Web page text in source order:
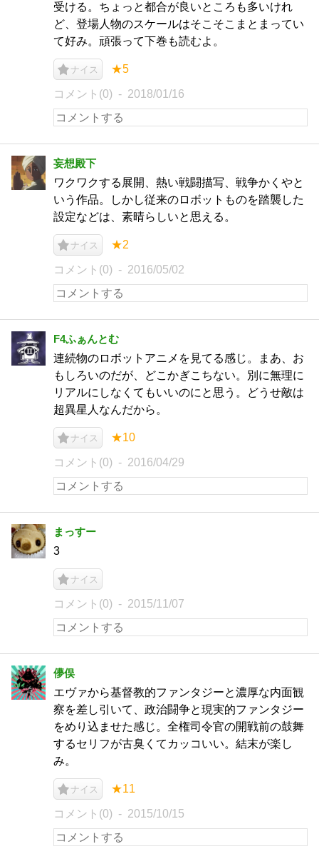
受ける。ちょっと都合が良いところも多いけれ
ど、登場人物のスケールはそこそこまとまってい
て好み。頑張って下巻も読むよ。
ナイス ★5
コメント(0) 2018/01/16
妄想殿下
ワクワクする展開、熱い戦闘描写、戦争かくやと
いう作品。しかし従来のロボットものを踏襲した
設定などは、素晴らしいと思える。
ナイス ★2
コメント(0) 2016/05/02
F4ふぁんとむ
連続物のロボットアニメを見てる感じ。まあ、お
もしろいのだが、どこかぎこちない。別に無理に
リアルにしなくてもいいのにと思う。どうせ敵は
超異星人なんだから。
ナイス ★10
コメント(0) 2016/04/29
まっすー
3
ナイス
コメント(0) 2015/11/07
儚俣
エヴァから基督教的ファンタジーと濃厚な内面観
察を差し引いて、政治闘争と現実的ファンタジー
をめり込ませた感じ。全権司令官の開戦前の鼓舞
するセリフが古臭くてカッコいい。結末が楽し
み。
ナイス ★11
コメント(0) 2015/10/15